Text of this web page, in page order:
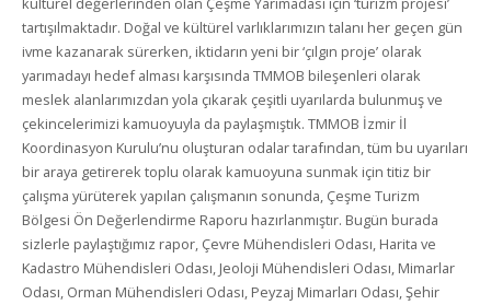
tartışılmaktadır. Doğal ve kültürel varlıklarımızın talanı her geçen gün
ivme kazanarak sürerken, iktidarın yeni bir ‘çılgın proje’ olarak
yarımadayı hedef alması karşısında TMMOB bileşenleri olarak
meslek alanlarımızdan yola çıkarak çeşitli uyarılarda bulunmuş ve
çekincelerimizi kamuoyuyla da paylaşmıştık. TMMOB İzmir İl
Koordinasyon Kurulu’nu oluşturan odalar tarafından, tüm bu uyarıları
bir araya getirerek toplu olarak kamuoyuna sunmak için titiz bir
çalışma yürüterek yapılan çalışmanın sonunda, Çeşme Turizm
Bölgesi Ön Değerlendirme Raporu hazırlanmıştır. Bugün burada
sizlerle paylaştığımız rapor, Çevre Mühendisleri Odası, Harita ve
Kadastro Mühendisleri Odası, Jeoloji Mühendisleri Odası, Mimarlar
Odası, Orman Mühendisleri Odası, Peyzaj Mimarları Odası, Şehir